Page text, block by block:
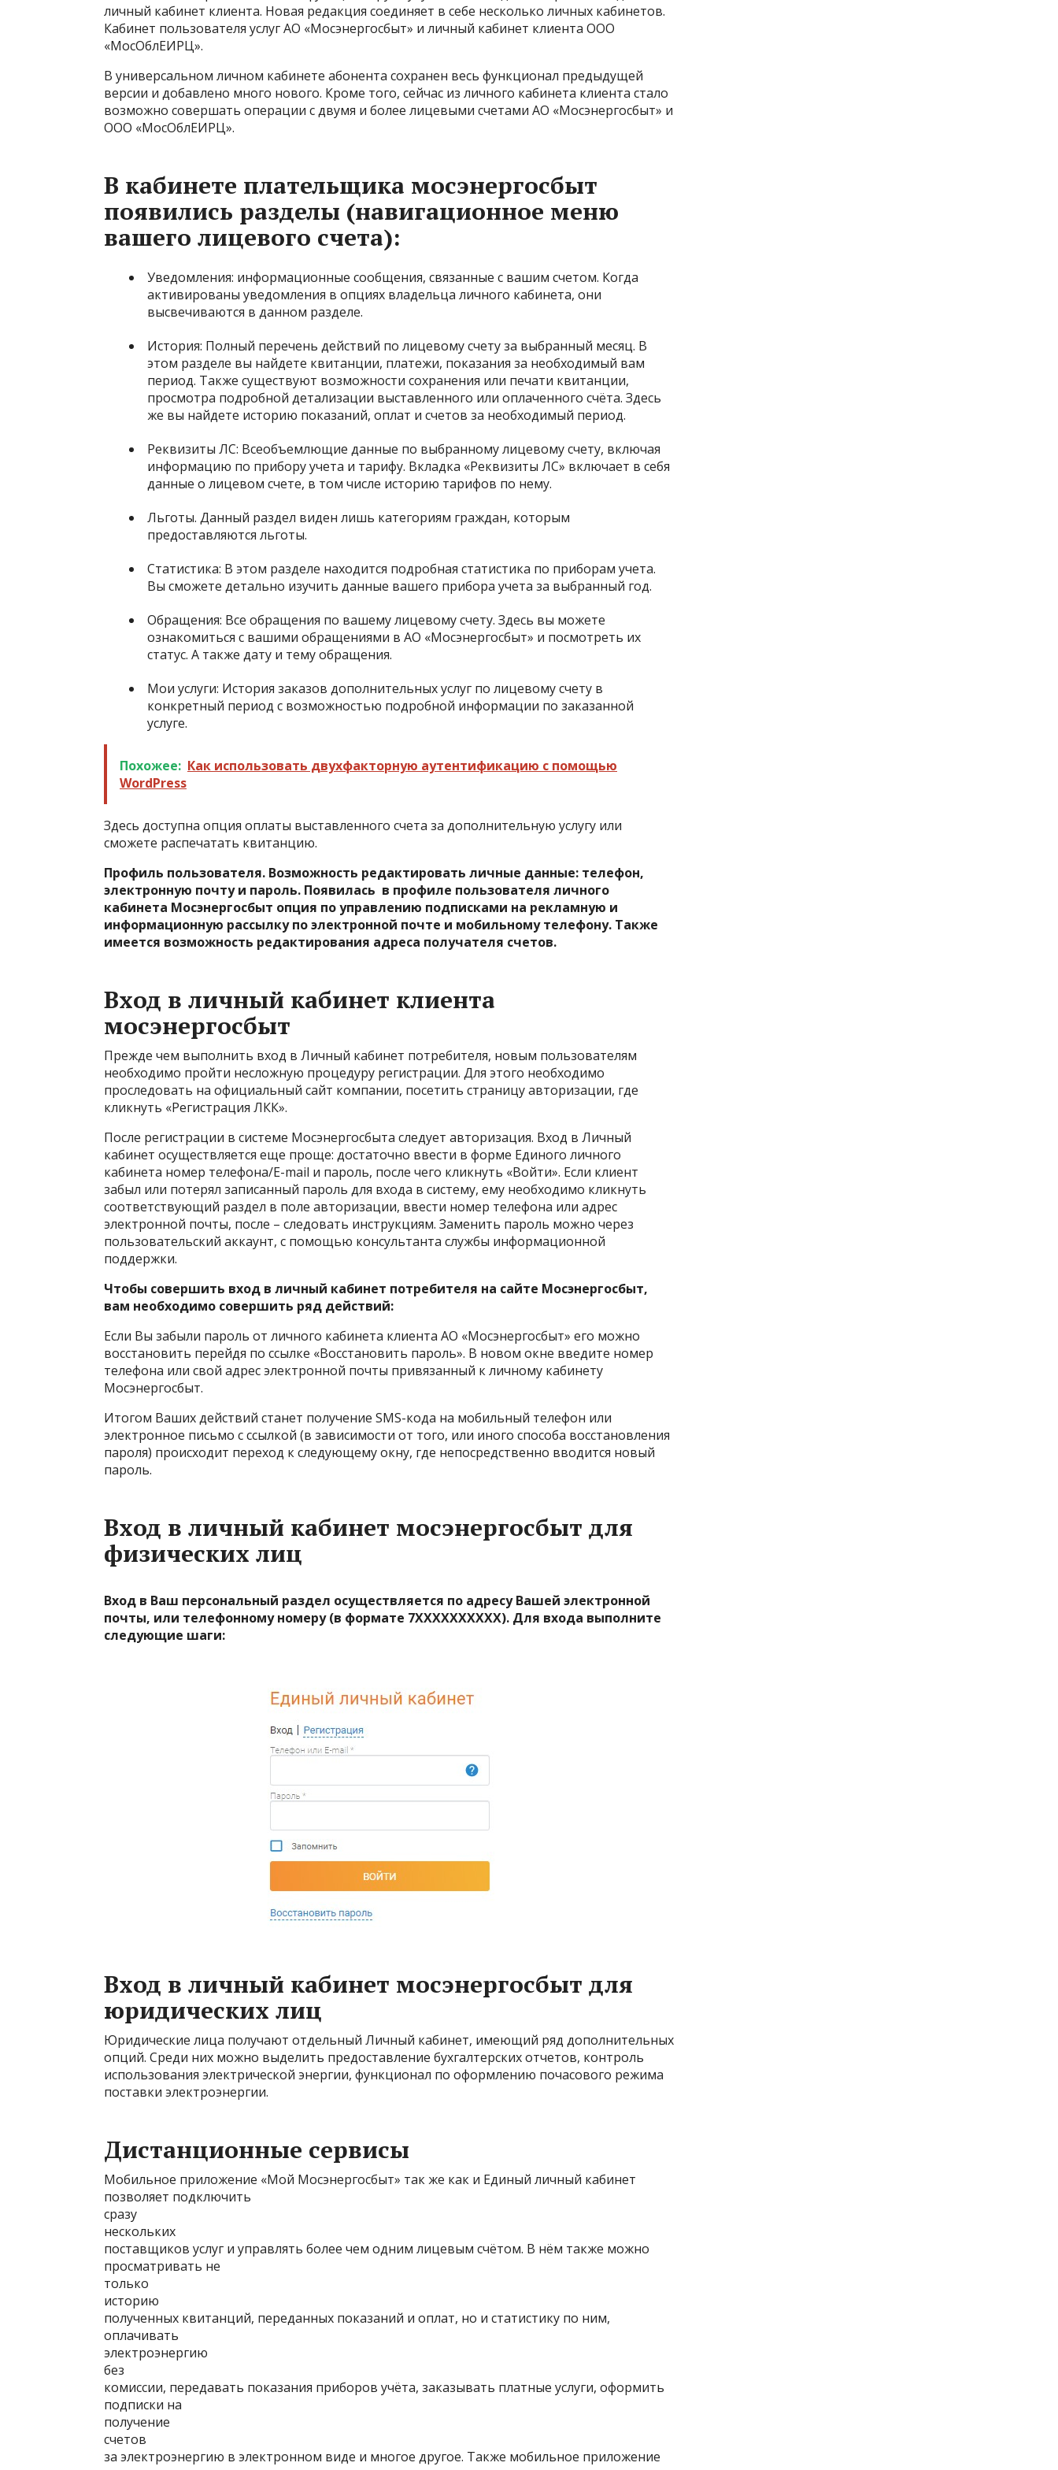
личный кабинет клиента. Новая редакция соединяет в себе несколько личных кабинетов.
Кабинет пользователя услуг АО «Мосэнергосбыт» и личный кабинет клиента ООО
«МосОблЕИРЦ».
В универсальном личном кабинете абонента сохранен весь функционал предыдущей
версии и добавлено много нового. Кроме того, сейчас из личного кабинета клиента стало
возможно совершать операции с двумя и более лицевыми счетами АО «Мосэнергосбыт» и
ООО «МосОблЕИРЦ».
В кабинете плательщика мосэнергосбыт
появились разделы (навигационное меню
вашего лицевого счета):
Уведомления: информационные сообщения, связанные с вашим счетом. Когда
активированы уведомления в опциях владельца личного кабинета, они
высвечиваются в данном разделе.
История: Полный перечень действий по лицевому счету за выбранный месяц. В
этом разделе вы найдете квитанции, платежи, показания за необходимый вам
период. Также существуют возможности сохранения или печати квитанции,
просмотра подробной детализации выставленного или оплаченного счёта. Здесь
же вы найдете историю показаний, оплат и счетов за необходимый период.
Реквизиты ЛС: Всеобъемлющие данные по выбранному лицевому счету, включая
информацию по прибору учета и тарифу. Вкладка «Реквизиты ЛС» включает в себя
данные о лицевом счете, в том числе историю тарифов по нему.
Льготы. Данный раздел виден лишь категориям граждан, которым
предоставляются льготы.
Статистика: В этом разделе находится подробная статистика по приборам учета.
Вы сможете детально изучить данные вашего прибора учета за выбранный год.
Обращения: Все обращения по вашему лицевому счету. Здесь вы можете
ознакомиться с вашими обращениями в АО «Мосэнергосбыт» и посмотреть их
статус. А также дату и тему обращения.
Мои услуги: История заказов дополнительных услуг по лицевому счету в
конкретный период с возможностью подробной информации по заказанной
услуге.
Похожее: Как использовать двухфакторную аутентификацию с помощью
WordPress
Здесь доступна опция оплаты выставленного счета за дополнительную услугу или
сможете распечатать квитанцию.
Профиль пользователя. Возможность редактировать личные данные: телефон,
электронную почту и пароль. Появилась в профиле пользователя личного
кабинета Мосэнергосбыт опция по управлению подписками на рекламную и
информационную рассылку по электронной почте и мобильному телефону. Также
имеется возможность редактирования адреса получателя счетов.
Вход в личный кабинет клиента
мосэнергосбыт
Прежде чем выполнить вход в Личный кабинет потребителя, новым пользователям
необходимо пройти несложную процедуру регистрации. Для этого необходимо
проследовать на официальный сайт компании, посетить страницу авторизации, где
кликнуть «Регистрация ЛКК».
После регистрации в системе Мосэнергосбыта следует авторизация. Вход в Личный
кабинет осуществляется еще проще: достаточно ввести в форме Единого личного
кабинета номер телефона/E-mail и пароль, после чего кликнуть «Войти». Если клиент
забыл или потерял записанный пароль для входа в систему, ему необходимо кликнуть
соответствующий раздел в поле авторизации, ввести номер телефона или адрес
электронной почты, после – следовать инструкциям. Заменить пароль можно через
пользовательский аккаунт, с помощью консультанта службы информационной
поддержки.
Чтобы совершить вход в личный кабинет потребителя на сайте Мосэнергосбыт,
вам необходимо совершить ряд действий:
Если Вы забыли пароль от личного кабинета клиента АО «Мосэнергосбыт» его можно
восстановить перейдя по ссылке «Восстановить пароль». В новом окне введите номер
телефона или свой адрес электронной почты привязанный к личному кабинету
Мосэнергосбыт.
Итогом Ваших действий станет получение SMS-кода на мобильный телефон или
электронное письмо с ссылкой (в зависимости от того, или иного способа восстановления
пароля) происходит переход к следующему окну, где непосредственно вводится новый
пароль.
Вход в личный кабинет мосэнергосбыт для
физических лиц
Вход в Ваш персональный раздел осуществляется по адресу Вашей электронной
почты, или телефонному номеру (в формате 7XXXXXXXXXX). Для входа выполните
следующие шаги:
Вход в личный кабинет мосэнергосбыт для
юридических лиц
Юридические лица получают отдельный Личный кабинет, имеющий ряд дополнительных
опций. Среди них можно выделить предоставление бухгалтерских отчетов, контроль
использования электрической энергии, функционал по оформлению почасового режима
поставки электроэнергии.
Дистанционные сервисы
Мобильное приложение «Мой Мосэнергосбыт» так же как и Единый личный кабинет
позволяет подключить
сразу
нескольких
поставщиков услуг и управлять более чем одним лицевым счётом. В нём также можно
просматривать не
только
историю
полученных квитанций, переданных показаний и оплат, но и статистику по ним,
оплачивать
электроэнергию
без
комиссии, передавать показания приборов учёта, заказывать платные услуги, оформить
подписки на
получение
счетов
за электроэнергию в электронном виде и многое другое. Также мобильное приложение